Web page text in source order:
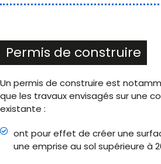
Permis de construire
Un permis de construire est
que les travaux envisagés sur une
existante :
ont pour effet de créer une
une emprise au sol supérieure à